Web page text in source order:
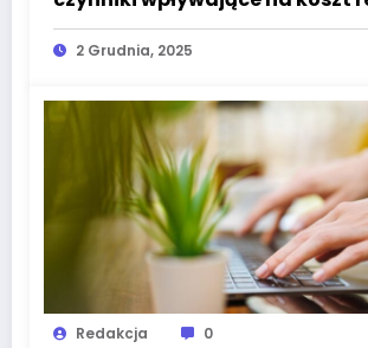
2 Grudnia, 2025
Redakcja 0